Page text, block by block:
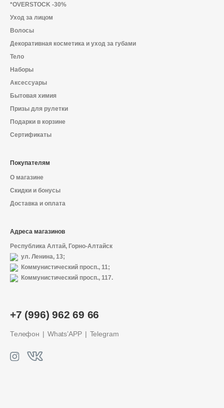
+7 (996) 962 69 66
Телефон Whats’APP Telegram
*OVERSTOCK -30%
Уход за лицом
Волосы
Декоративная косметика и уход за губами
Тело
Наборы
Аксессуары
Бытовая химия
Призы для рулетки
Подарки в корзине
Сертификаты
Покупателям
О магазине
Скидки и бонусы
Доставка и оплата
Адреса магазинов
Республика Алтай, Горно-Алтайск
ул. Ленина, 13;
Коммунистический просп., 11;
Коммунистический просп., 117.